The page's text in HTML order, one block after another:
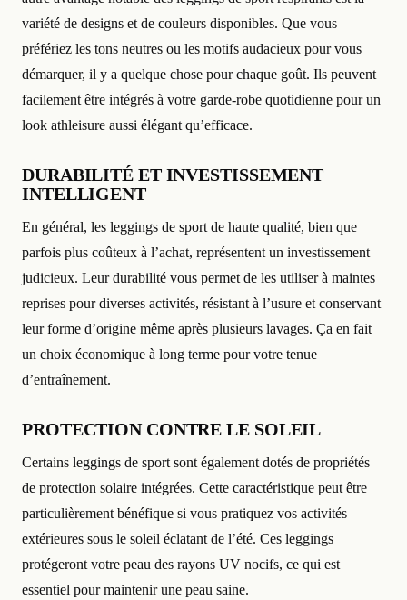
variété de designs et de couleurs disponibles. Que vous
préfériez les tons neutres ou les motifs audacieux pour vous
démarquer, il y a quelque chose pour chaque goût. Ils peuvent
facilement être intégrés à votre garde-robe quotidienne pour un
look athleisure aussi élégant qu’efficace.
DURABILITÉ ET INVESTISSEMENT
INTELLIGENT
En général, les leggings de sport de haute qualité, bien que
parfois plus coûteux à l’achat, représentent un investissement
judicieux. Leur durabilité vous permet de les utiliser à maintes
reprises pour diverses activités, résistant à l’usure et conservant
leur forme d’origine même après plusieurs lavages. Ça en fait
un choix économique à long terme pour votre tenue
d’entraînement.
PROTECTION CONTRE LE SOLEIL
Certains leggings de sport sont également dotés de propriétés
de protection solaire intégrées. Cette caractéristique peut être
particulièrement bénéfique si vous pratiquez vos activités
extérieures sous le soleil éclatant de l’été. Ces leggings
protégeront votre peau des rayons UV nocifs, ce qui est
essentiel pour maintenir une peau saine.